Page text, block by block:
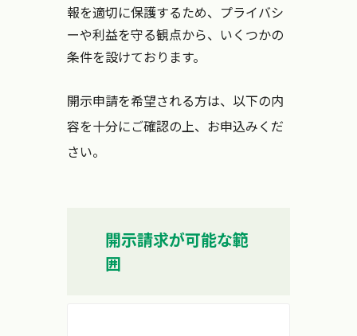
報を適切に保護するため、プライバシ
ーや利益を守る観点から、いくつかの
条件を設けております。
開示申請を希望される方は、以下の内
容を十分にご確認の上、お申込みくだ
さい。
開示請求が可能な範
囲